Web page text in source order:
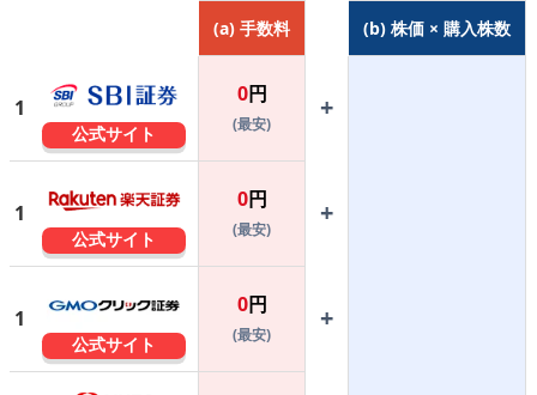
(a) 手数料 (b) 株価 × 購入株数
1
公式サイト
0円
(最安)
+
1
公式サイト
0円
(最安)
+
1
公式サイト
0円
(最安)
+